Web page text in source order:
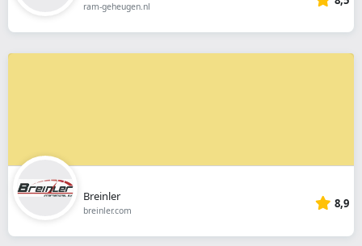
ram-geheugen.nl
Breinler
breinler.com 8,9